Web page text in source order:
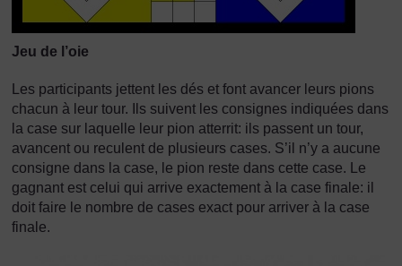
Jeu de l’oie
Les participants jettent les dés et font avancer leurs pions
chacun à leur tour. Ils suivent les consignes indiquées dans
la case sur laquelle leur pion atterrit: ils passent un tour,
avancent ou reculent de plusieurs cases. S’il n’y a aucune
consigne dans la case, le pion reste dans cette case. Le
gagnant est celui qui arrive exactement à la case finale: il
doit faire le nombre de cases exact pour arriver à la case
finale.